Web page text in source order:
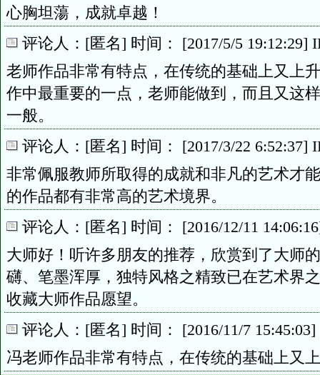
心胸坦蕩，成就卓越！
评论人：[匿名] 时间： [2017/5/5 19:12:29]
老师作品非常有特点，在传统的基础上又上
作中最重要的一点，老师能做到，而且又这
一般。
评论人：[匿名] 时间： [2017/3/22 6:52:37]
非常佩服教师所取得的成就和非凡的艺术才
的作品都有非常高的艺术境界。
评论人：[匿名] 时间： [2016/12/11
大师好！听许多朋友的推荐，欣赏到了大师
礴、笔墨浑厚，独特风格之精致已在艺术界
收藏大师作品愿望。
评论人：[匿名] 时间： [2016/11/7 15:45:03]
冯老师作品非常有特点，在传统的基础上又